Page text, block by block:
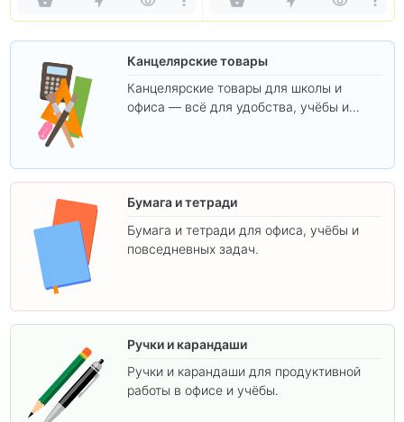
Канцелярские товары
Канцелярские товары для школы и
офиса — всё для удобства, учёбы и
Бумага и тетради
Бумага и тетради для офиса, учёбы и
повседневных задач.
Ручки и карандаши
Ручки и карандаши для продуктивной
работы в офисе и учёбы.